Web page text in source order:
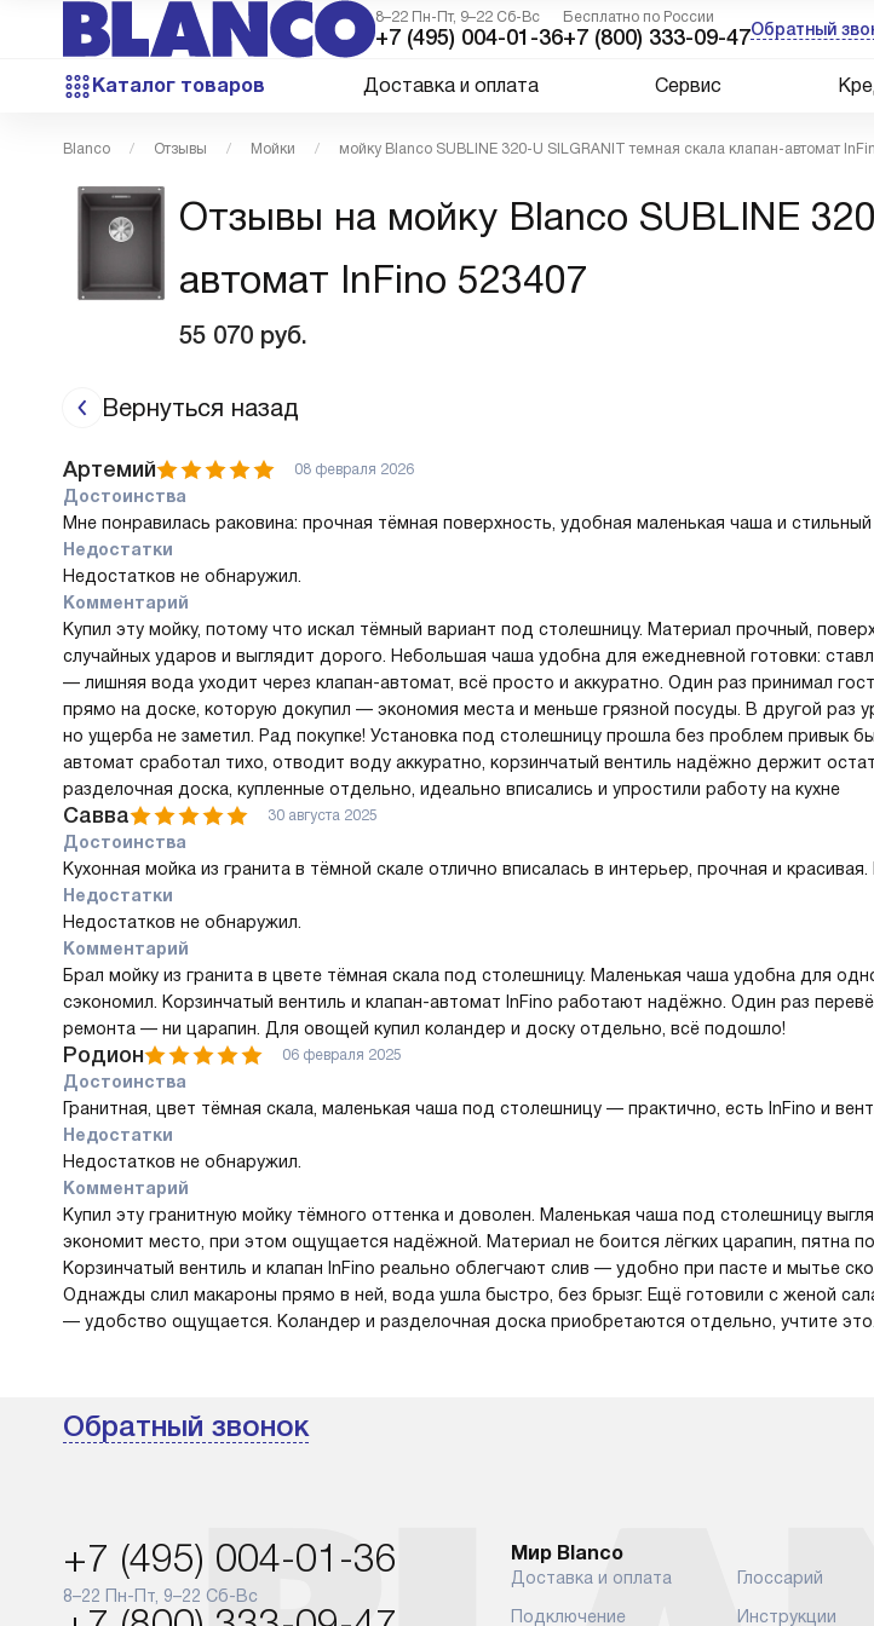
8–22 Пн-Пт, 9–22 Сб-Вс
+7 (495) 004-01-36
Бесплатно по России
+7 (800) 333-09-47Обратный
Каталог товаров Доставка и оплата Сервис
Blanco Отзывы Мойки мойку Blanco SUBLINE 320-U SILGRANIT темная скала клапан-автомат
Отзывы на мойку Blanco SUBLINE
автомат InFino 523407
55 070 руб.
Вернуться назад
Артемий 08 февраля 2026
Достоинства
Мне понравилась раковина: прочная тёмная поверхность, удобная маленькая чаша и
Недостатки
Недостатков не обнаружил.
Комментарий
Купил эту мойку, потому что искал тёмный вариант под столешницу. Материал прочный,
случайных ударов и выглядит дорого. Небольшая чаша удобна для ежедневной готовки:
— лишняя вода уходит через клапан-автомат, всё просто и аккуратно. Один раз принимал
прямо на доске, которую докупил — экономия места и меньше грязной посуды. В другой раз
но ущерба не заметил. Рад покупке! Установка под столешницу прошла без проблем привык
автомат сработал тихо, отводит воду аккуратно, корзинчатый вентиль надёжно держит
разделочная доска, купленные отдельно, идеально вписались и упростили работу на кухне
Савва 30 августа 2025
Достоинства
Кухонная мойка из гранита в тёмной скале отлично вписалась в интерьер, прочная и
Недостатки
Недостатков не обнаружил.
Комментарий
Брал мойку из гранита в цвете тёмная скала под столешницу. Маленькая чаша удобна для
сэкономил. Корзинчатый вентиль и клапан-автомат InFino работают надёжно. Один раз
ремонта — ни царапин. Для овощей купил коландер и доску отдельно, всё подошло!
Родион 06 февраля 2025
Достоинства
Гранитная, цвет тёмная скала, маленькая чаша под столешницу — практично, есть InFino и
Недостатки
Недостатков не обнаружил.
Комментарий
Купил эту гранитную мойку тёмного оттенка и доволен. Маленькая чаша под столешницу
экономит место, при этом ощущается надёжной. Материал не боится лёгких царапин, пятна
Корзинчатый вентиль и клапан InFino реально облегчают слив — удобно при пасте и мытье
Однажды слил макароны прямо в ней, вода ушла быстро, без брызг. Ещё готовили с женой
— удобство ощущается. Коландер и разделочная доска приобретаются отдельно, учтите это.
Обратный звонок
+7 (495) 004-01-36
8–22 Пн-Пт, 9–22 Сб-Вс
Мир Blanco
Доставка и оплата
Подключение
Глоссарий
Инструкции